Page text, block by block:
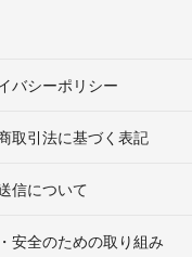
バシーポリシー
取引法に基づく表記
信について
安全のための取り組み